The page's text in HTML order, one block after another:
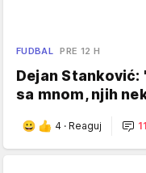
FUDBAL PRE 12 H
Dejan Stanković:
sa mnom, njih
4 · Reaguj 11